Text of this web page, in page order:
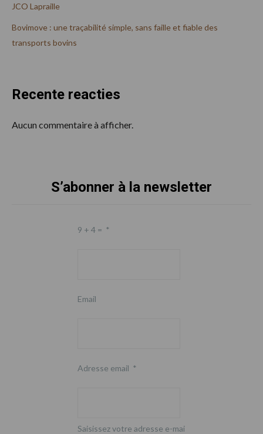
JCO Lapraille
Bovimove : une traçabilité simple, sans faille et fiable des
transports bovins
Recente reacties
Aucun commentaire à afficher.
S’abonner à la newsletter
9 + 4 = *
Email
Adresse email *
Saisissez votre adresse e-mai